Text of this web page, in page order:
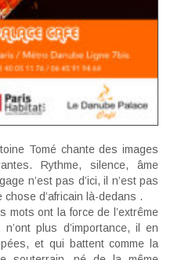
Tomé chante des images
Rythme, silence, âme
n’est pas d’ici, il n’est pas
d’africain là-dedans .
ont la force de l’extrême
plus d’importance, il en
et qui battent comme la